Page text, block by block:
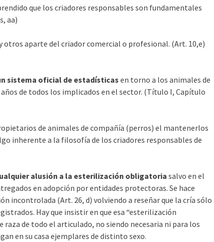
que los criadores responsables son fundamentales
aa)
otros aparte del criador comercial o profesional. (Art. 10,e)
sistema oficial de estadísticas en torno a los animales de
de todos los implicados en el sector. (Título I, Capítulo
de animales de compañía (perros) el mantenerlos
inherente a la filosofía de los criadores responsables de
alusión a la esterilización obligatoria salvo en el
en adopción por entidades protectoras. Se hace
incontrolada (Art. 26, d) volviendo a reseñar que la cría sólo
Hay que insistir en que esa “esterilización
de todo el articulado, no siendo necesaria ni para los
en su casa ejemplares de distinto sexo.